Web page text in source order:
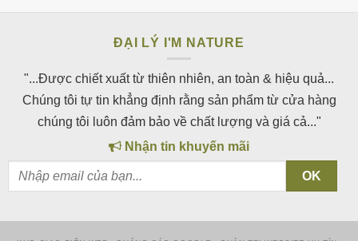
ĐẠI LÝ I'M NATURE
"...Được chiết xuất từ thiên nhiên, an toàn & hiệu quả...
Chúng tôi tự tin khẳng định rằng sản phẩm từ cửa hàng
chúng tôi luôn đảm bảo về chất lượng và giá cả..."
Nhận tin khuyến mãi